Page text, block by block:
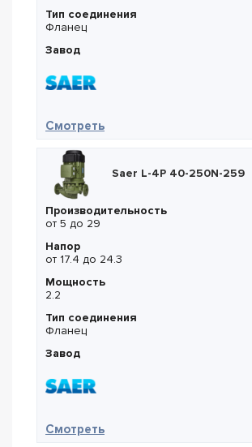
Тип соединения
Фланец
Завод
Смотреть— Saer IR4P 50-250ND
Saer L-4P 40-250N-259
Производительность
от 5 до 29
Напор
от 17.4 до 24.3
Мощность
2.2
Тип соединения
Фланец
Завод
Смотреть— Saer L-4P 40-250N-259